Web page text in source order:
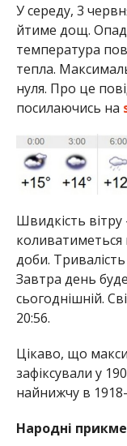
У середу, 3
йтиме дощ.
температура
тепла.
нуля. Про це
посилаючись на
Швидкість вітру
коливатиметься
доби.
Завтра день
сьогоднішній.
20:56.
Цікаво, що
зафіксували у
найнижчу в
Народні